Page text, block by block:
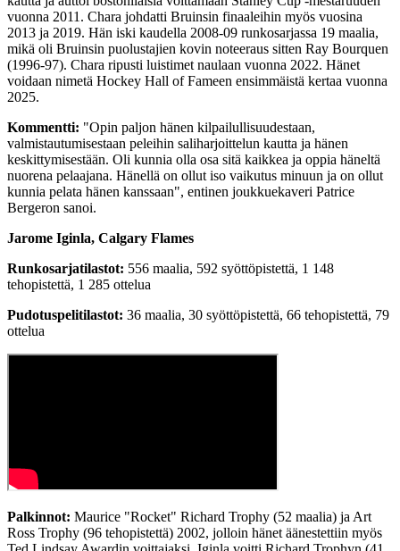
vuonna 2011. Chara johdatti Bruinsin finaaleihin myös vuosina
2013 ja 2019. Hän iski kaudella 2008-09 runkosarjassa 19 maalia,
mikä oli Bruinsin puolustajien kovin noteeraus sitten Ray Bourquen
(1996-97). Chara ripusti luistimet naulaan vuonna 2022. Hänet
voidaan nimetä Hockey Hall of Fameen ensimmäistä kertaa vuonna
2025.
Kommentti: "Opin paljon hänen kilpailullisuudestaan,
valmistautumisestaan peleihin saliharjoittelun kautta ja hänen
keskittymisestään. Oli kunnia olla osa sitä kaikkea ja oppia häneltä
nuorena pelaajana. Hänellä on ollut iso vaikutus minuun ja on ollut
kunnia pelata hänen kanssaan", entinen joukkuekaveri Patrice
Bergeron sanoi.
Jarome Iginla, Calgary Flames
Runkosarjatilastot: 556 maalia, 592 syöttöpistettä, 1 148
tehopistettä, 1 285 ottelua
Pudotuspelitilastot: 36 maalia, 30 syöttöpistettä, 66 tehopistettä, 79
ottelua
Palkinnot: Maurice "Rocket" Richard Trophy (52 maalia) ja Art
Ross Trophy (96 tehopistettä) 2002, jolloin hänet äänestettiin myös